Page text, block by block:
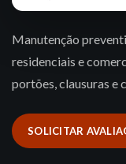
Manutenção
residenciais e
portões, clausuras e
SOLICITAR